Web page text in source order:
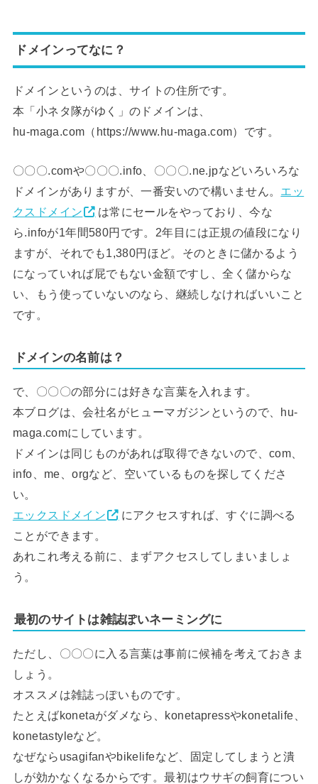
ドメインってなに？
ドメインというのは、サイトの住所です。
本「小ネタ隊がゆく」のドメインは、
hu-maga.com（https://www.hu-maga.com）です。
〇〇〇.comや〇〇〇.info、〇〇〇.ne.jpなどいろいろな
ドメインがありますが、一番安いので構いません。 エッ
クスドメイン
は常にセールをやっており、今な
ら.infoが1年間580円です。2年目には正規の値段になり
ますが、それでも1,380円ほど。そのときに儲かるよう
になっていれば屁でもない金額ですし、全く儲からな
い、もう使っていないのなら、継続しなければいいこと
です。
ドメインの名前は？
で、〇〇〇の部分には好きな言葉を入れます。
本ブログは、会社名がヒューマガジンというので、hu-
maga.comにしています。
ドメインは同じものがあれば取得できないので、com、
info、me、orgなど、空いているものを探してくださ
い。
エックスドメイン
にアクセスすれば、すぐに調べる
ことができます。
あれこれ考える前に、まずアクセスしてしまいましょ
う。
最初のサイトは雑誌ぽいネーミングに
ただし、〇〇〇に入る言葉は事前に候補を考えておきま
しょう。
オススメは雑誌っぽいものです。
たとえばkonetaがダメなら、konetapressやkonetalife、
konetastyleなど。
なぜならusagifanやbikelifeなど、固定してしまうと潰
しが効かなくなるからです。最初はウサギの飼育につい